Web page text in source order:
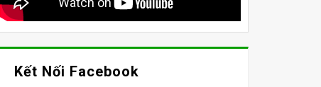
Kết Nối Facebook